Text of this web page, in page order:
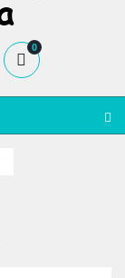
0